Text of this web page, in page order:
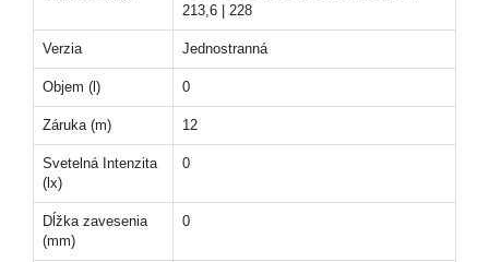
213,6 | 228
Verzia Jednostranná
Objem (l) 0
Záruka (m) 12
Svetelná Intenzita
(lx)
0
Dĺžka zavesenia
(mm)
0